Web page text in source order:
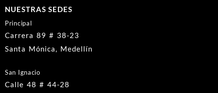
NUESTRAS SEDES
Principal
Carrera 89 # 38-23
Santa Mónica, Medellín
San Ignacio
Calle 48 # 44-28